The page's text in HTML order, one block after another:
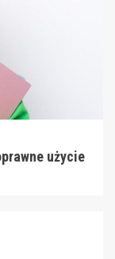
użycie